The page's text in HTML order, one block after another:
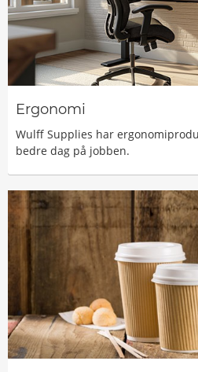
Ergonomi
Wulff Supplies har
bedre dag på jobben.